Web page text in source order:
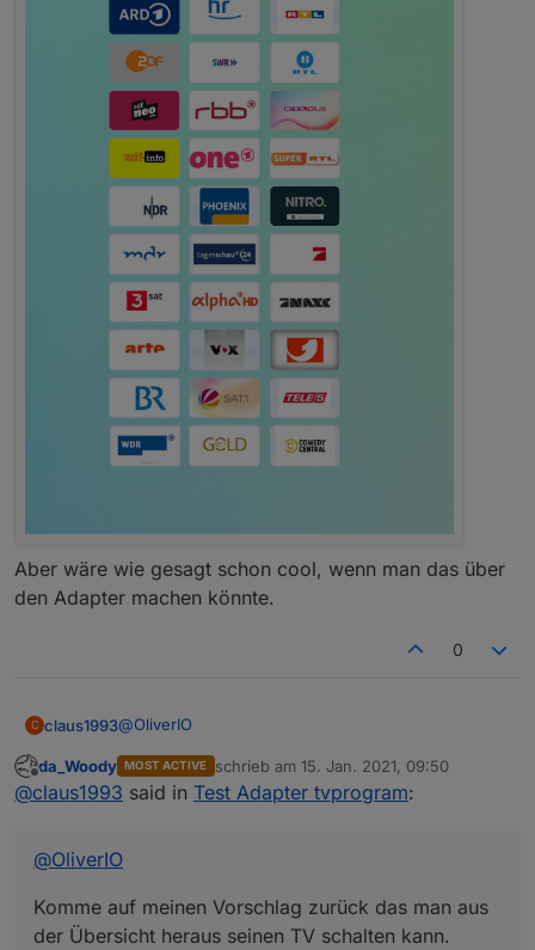
Aber wäre wie gesagt schon cool, wenn man das über
den Adapter machen könnte.
0
C claus1993@OliverIO
Komme auf meinen Vorschlag zurück das man aus
der Übersicht heraus seinen TV schalten kann.
Datenpunkt schaltet, wäre da perfekt :-)
Offline
da_Woody MOST ACTIVE schrieb am 15. Jan. 2021, 09:50
zuletzt editiert von
@claus1993 said in Test Adapter tvprogram:
@OliverIO
Komme auf meinen Vorschlag zurück das man aus
der Übersicht heraus seinen TV schalten kann.